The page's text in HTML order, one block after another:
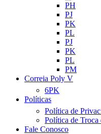
PH
PJ
PK
PL
PJ
PK
PL
PM
Correia Poly V
6PK
Políticas
Política de
Política de
Fale Conosco